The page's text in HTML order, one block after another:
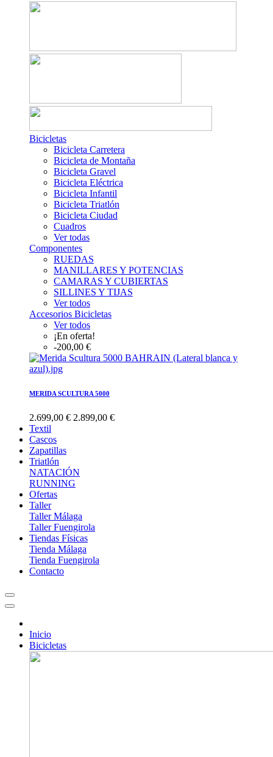
Bicicletas
Bicicleta Carretera
Bicicleta de Montaña
Bicicleta Gravel
Bicicleta Eléctrica
Bicicleta Infantil
Bicicleta Triatlón
Bicicleta Ciudad
Cuadros
Ver todas
Componentes
RUEDAS
MANILLARES Y POTENCIAS
CAMARAS Y CUBIERTAS
SILLINES Y TIJAS
Ver todos
Accesorios Bicicletas
Ver todos
¡En oferta!
-200,00 €
MERIDA SCULTURA 5000
2.699,00 € 2.899,00 €
Textil
Cascos
Zapatillas
Triatlón
NATACIÓN
RUNNING
Ofertas
Taller
Taller Málaga
Taller Fuengirola
Tiendas Físicas
Tienda Málaga
Tienda Fuengirola
Contacto
Inicio
Bicicletas